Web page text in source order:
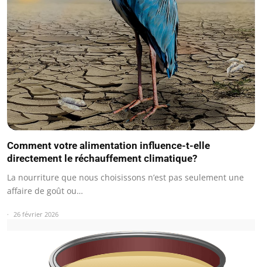
Comment votre alimentation influence-t-elle
directement le réchauffement climatique?
La nourriture que nous choisissons n’est pas seulement une
affaire de goût ou…
26 février 2026